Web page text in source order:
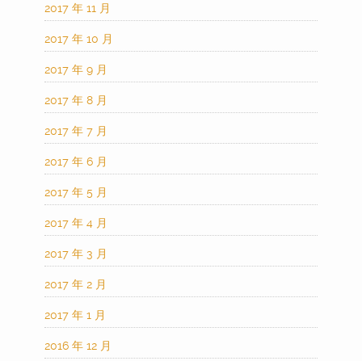
2017 年 11 月
2017 年 10 月
2017 年 9 月
2017 年 8 月
2017 年 7 月
2017 年 6 月
2017 年 5 月
2017 年 4 月
2017 年 3 月
2017 年 2 月
2017 年 1 月
2016 年 12 月